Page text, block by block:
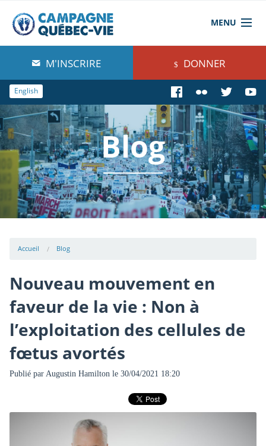
MENU
À propos de nous
Blog
Comprendre
Agir
Boutique
M'INSCRIRE DONNER
English
Blog
Accueil Blog
Nouveau mouvement en
faveur de la vie : Non à
l’exploitation des cellules de
fœtus avortés
Publié par Augustin Hamilton le 30/04/2021 18:20